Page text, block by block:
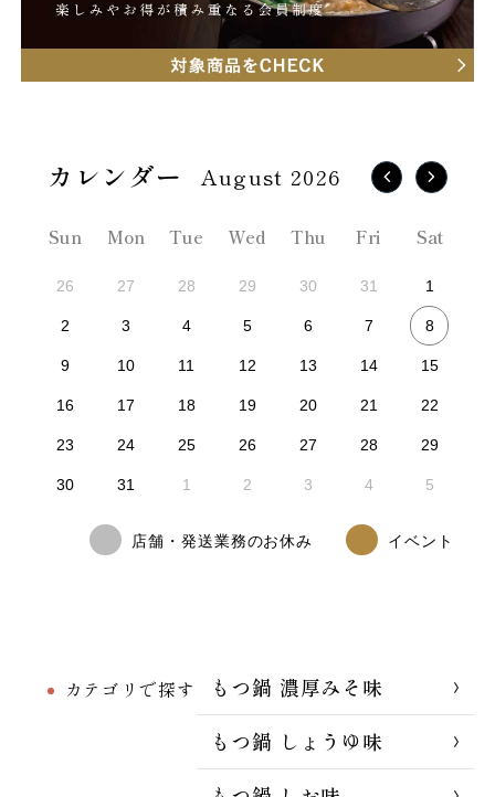
カテゴリで探す
もつ鍋 濃厚みそ味
もつ鍋 しょうゆ味
August 2026
Sun Mon Tue Wed Thu Fri Sat
26 27 28 29 30 31 1
2 3 4 5 6 7 8
9 10 11 12 13 14 15
16 17 18 19 20 21 22
23 24 25 26 27 28 29
30 31 1 2 3 4 5
店舗・発送業務のお休み イベント